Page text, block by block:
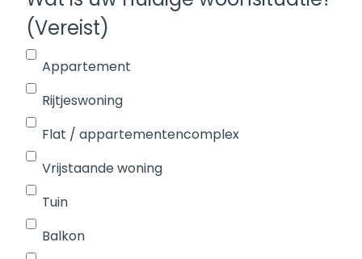
(Vereist)
Appartement
Rijtjeswoning
Flat / appartementencomplex
Vrijstaande woning
Tuin
Balkon